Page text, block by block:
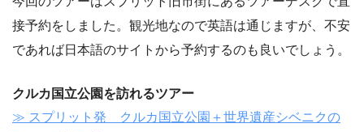
接予約をしました。観光地なので英語は通じますが、不安
であれば日本語のサイトから予約するのも良いでしょう。
クルカ国立公園を訪れるツアー
≫ スプリット発 クルカ国立公園＋世界遺産シベニクの